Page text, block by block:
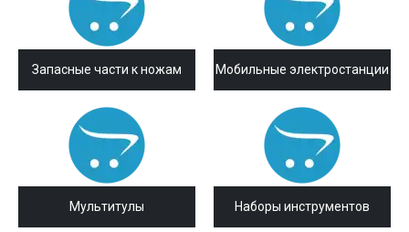
Запасные части к ножам Мобильные электростанции
Мультитулы Наборы инструментов